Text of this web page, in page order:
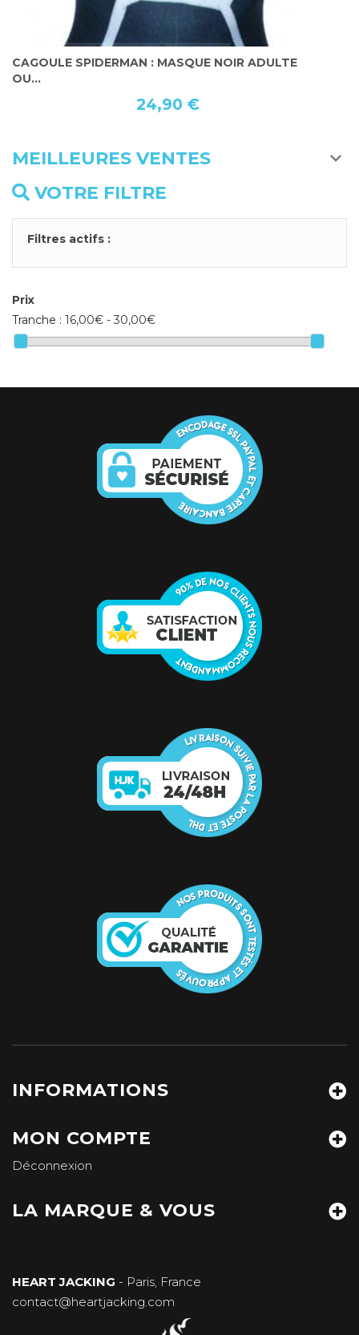
CAGOULE SPIDERMAN : MASQUE NOIR ADULTE
OU...
24,90 €
MEILLEURES VENTES
VOTRE FILTRE
Filtres actifs :
Prix
Tranche : 16,00€ - 30,00€
INFORMATIONS
MON COMPTE
Déconnexion
LA MARQUE & VOUS
HEART JACKING - Paris, France
contact@heartjacking.com